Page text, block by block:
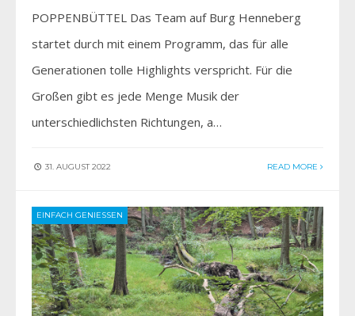
POPPENBÜTTEL Das Team auf Burg Henneberg
startet durch mit einem Programm, das für alle
Generationen tolle Highlights verspricht. Für die
Großen gibt es jede Menge Musik der
unterschiedlichsten Richtungen, a…
31. AUGUST 2022 READ MORE
EINFACH GENIESSEN